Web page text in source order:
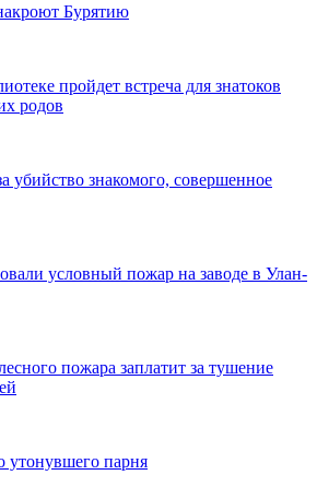
Бурятию
пройдет встреча для знатоков
родов
убийство знакомого, совершенное
условный пожар на заводе в Улан-
пожара заплатит за тушение
утонувшего парня